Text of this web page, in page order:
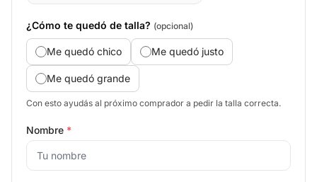
¿Cómo te quedó de talla? (opcional)
Me quedó chico Me quedó justo
Me quedó grande
Con esto ayudás al próximo comprador a pedir la talla correcta.
Nombre *